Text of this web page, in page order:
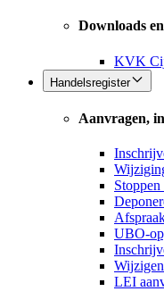
Downloads
KVK
Handelsregister
Aanvragen,
UBO-
LEI